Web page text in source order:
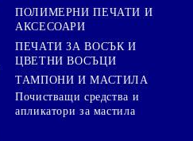
ПОЛИМЕРНИ ПЕЧАТИ И
АКСЕСОАРИ
ПЕЧАТИ ЗА ВОСЪК И
ЦВЕТНИ ВОСЪЦИ
ТАМПОНИ И МАСТИЛА
Почистващи средства и
апликатори за мастила